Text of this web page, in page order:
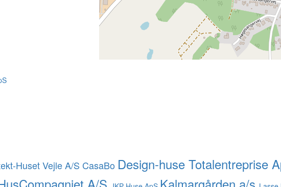
Huset Vejle A/S CasaBo Design-huse Totalentreprise